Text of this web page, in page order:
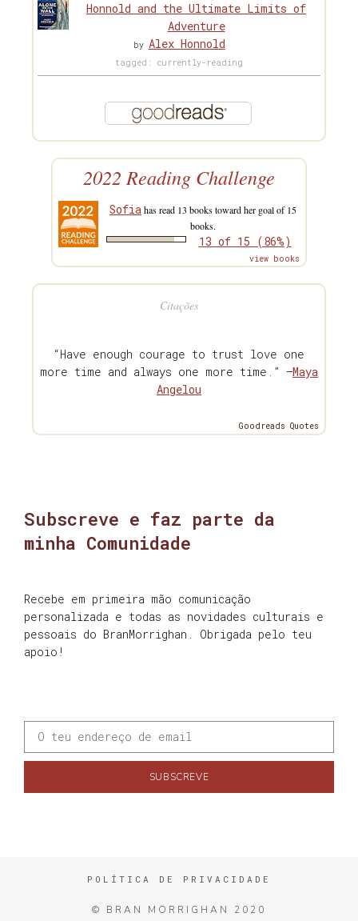
Honnold and the Ultimate Limits of
Adventure
by Alex Honnold
tagged: currently-reading
2022 Reading Challenge
Sofiahas read 13 books toward her goal of 15
books.
13 of 15 (86%)
view books
Citações
“Have enough courage to trust love one
more time and always one more time.” —Maya
Angelou
Goodreads Quotes
Subscreve e faz parte da
minha Comunidade
Recebe em primeira mão comunicação
personalizada e todas as novidades culturais e
pessoais do BranMorrighan. Obrigada pelo teu
apoio!
SUBSCREVE
POLÍTICA DE PRIVACIDADE
© BRAN MORRIGHAN 2020